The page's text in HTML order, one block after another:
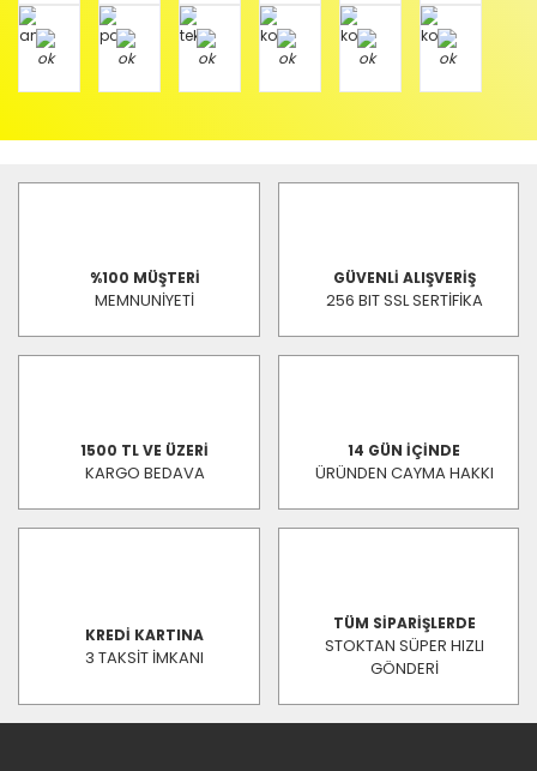
%100 MÜŞTERİ
MEMNUNİYETİ
GÜVENLİ ALIŞVERİŞ
256 BIT SSL SERTİFİKA
1500 TL VE ÜZERİ
KARGO BEDAVA
14 GÜN İÇİNDE
ÜRÜNDEN CAYMA HAKKI
KREDİ KARTINA
3 TAKSİT İMKANI
TÜM SİPARİŞLERDE
STOKTAN SÜPER HIZLI
GÖNDERİ